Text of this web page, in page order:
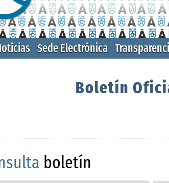
Sede Electrónica
Boletín
boletín